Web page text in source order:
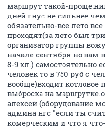
маршрут такой-
дней гнус не сильнее
обязательно-все лето
проходят(за лето был
организатор группы
начале сентября но вам
8-9 кл.) самостоятельно
человек то в 750 руб с
вообще)входит котловое
выброска на
алексей (оборудование
админа нгс "если ты
комерческим и что я